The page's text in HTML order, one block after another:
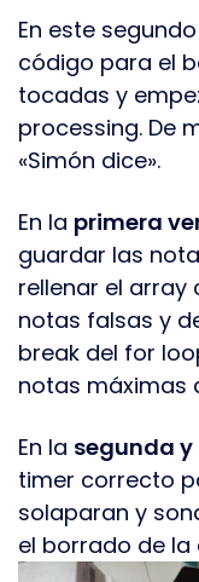
En este
código para el
tocadas y
processing. De
«Simón dice».
En la primera
guardar las
rellenar el array
notas falsas y
break del for
notas máximas
En la segunda
timer correcto
solaparan y
el borrado de